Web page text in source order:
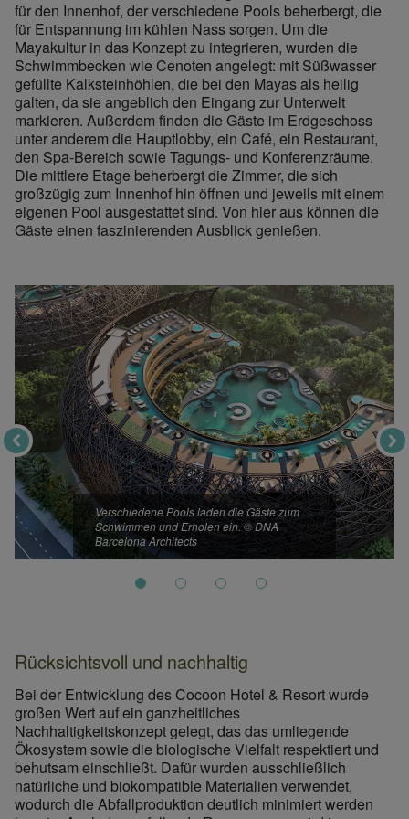
für den Innenhof, der verschiedene Pools beherbergt, die
für Entspannung im kühlen Nass sorgen. Um die
Mayakultur in das Konzept zu integrieren, wurden die
Schwimmbecken wie Cenoten angelegt: mit Süßwasser
gefüllte Kalksteinhöhlen, die bei den Mayas als heilig
galten, da sie angeblich den Eingang zur Unterwelt
markieren. Außerdem finden die Gäste im Erdgeschoss
unter anderem die Hauptlobby, ein Café, ein Restaurant,
den Spa-Bereich sowie Tagungs- und Konferenzräume.
Die mittlere Etage beherbergt die Zimmer, die sich
großzügig zum Innenhof hin öffnen und jeweils mit einem
eigenen Pool ausgestattet sind. Von hier aus können die
Gäste einen faszinierenden Ausblick genießen.
Verschiedene Pools laden die Gäste
Verschiedene Pools laden die Gäste zum
Schwimmen und Erholen ein. © DNA
Barcelona Architects
Rücksichtsvoll und nachhaltig
Bei der Entwicklung des Cocoon Hotel & Resort wurde
großen Wert auf ein ganzheitliches
Nachhaltigkeitskonzept gelegt, das das umliegende
Ökosystem sowie die biologische Vielfalt respektiert und
behutsam einschließt. Dafür wurden ausschließlich
natürliche und biokompatible Materialien verwendet,
wodurch die Abfallproduktion deutlich minimiert werden